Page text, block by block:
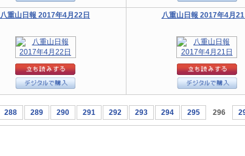
八重山日報 2017年4月22日 八重山日報 2017年4月21
288 289 290 291 292 293 294 295 296